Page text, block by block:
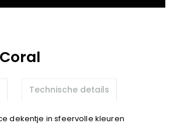
Technische details
dekentje in sfeervolle kleuren